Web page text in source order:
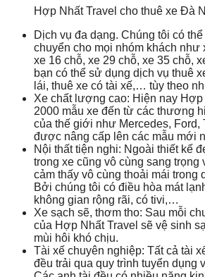
Hợp Nhất Travel cho thuê xe Đà
Dịch vụ đa dạng. Chúng tôi có
chuyển cho mọi nhóm khách như
xe 16 chỗ, xe 29 chỗ, xe 35 chỗ,
bạn có thể sử dụng dịch vụ thuê
lái, thuê xe có tài xế,… tùy theo
Xe chất lượng cao: Hiện nay
2000 mẫu xe đến từ các thương
của thế giới như Mercedes,
được nâng cấp lên các mẫu mới
Nội thất tiện nghi: Ngoài thiết kế
trong xe cũng vô cùng sang trọng
cảm thấy vô cùng thoải mái trong
Bởi chúng tôi có điều hòa mát
không gian rộng rãi, có tivi,…
Xe sạch sẽ, thơm tho: Sau mỗi
của Hợp Nhất Travel sẽ vệ sinh
mùi hôi khó chịu.
Tài xế chuyên nghiệp: Tất cả tài
đều trải qua quy trình tuyển dụng